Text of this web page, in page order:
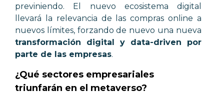
previniendo. El nuevo ecosistema digital
llevará la relevancia de las compras online a
nuevos límites, forzando de nuevo una nueva
transformación digital y data-driven por
parte de las empresas.
¿Qué sectores empresariales
triunfarán en el metaverso?